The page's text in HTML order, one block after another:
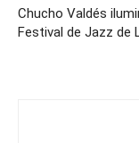
Chucho Valdés
Festival de Jazz de